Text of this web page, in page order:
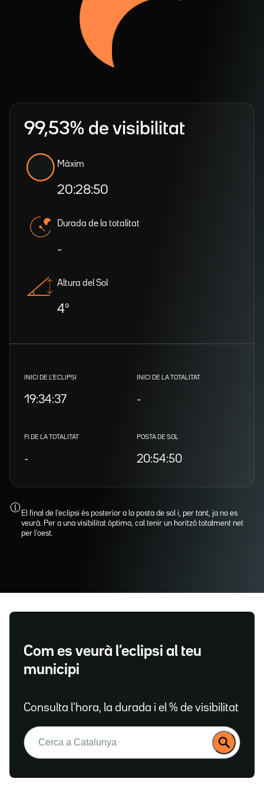
99,53% de visibilitat
Màxim
20:28:50
Durada de la totalitat
-
Altura del Sol
4º
INICI DE L'ECLIPSI
19:34:37
INICI DE LA TOTALITAT
-
FI DE LA TOTALITAT
-
POSTA DE SOL
20:54:50
El final de l'eclipsi és posterior a la posta de sol i, per tant, ja no es
veurà. Per a una visibilitat òptima, cal tenir un horitzó totalment net
per l'oest.
Com es veurà l’eclipsi al teu
municipi
Consulta l’hora, la durada i el % de visibilitat
Buscar: